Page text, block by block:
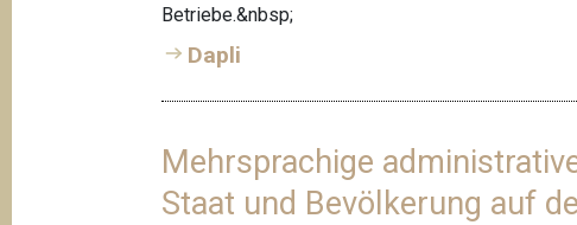
Betriebe.&nbsp;
Dapli
Mehrsprachige
Staat und Bevölkerung auf